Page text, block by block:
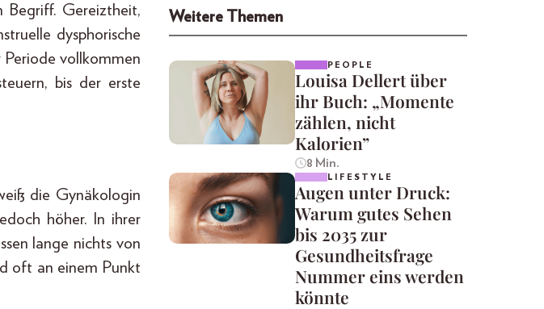
Begriff. Gereiztheit,
dysphorische
vollkommen
bis der erste
die Gynäkologin
höher. In ihrer
lange nichts von
oft an einem Punkt
Weitere Themen
PEOPLE
Louisa Dellert über
ihr Buch: „Momente
zählen, nicht
Kalorien”
8 Min.
LIFESTYLE
Augen unter Druck:
Warum gutes Sehen
bis 2035 zur
Gesundheitsfrage
Nummer eins werden
könnte